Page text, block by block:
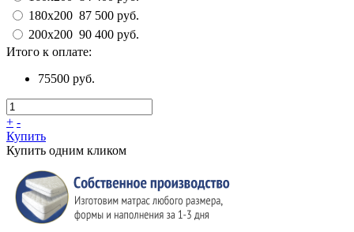
180x200 87 500 руб.
200x200 90 400 руб.
Итого к оплате:
75500 руб.
+ -
Купить
Купить одним кликом